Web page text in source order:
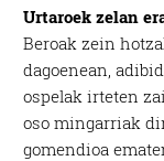
Urtaroek zelan
Beroak zein
dagoenean,
ospelak irteten
oso mingarriak
gomendioa